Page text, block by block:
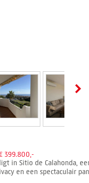
€ 399.800,-
in Sitio de Calahonda,
en een spectaculair